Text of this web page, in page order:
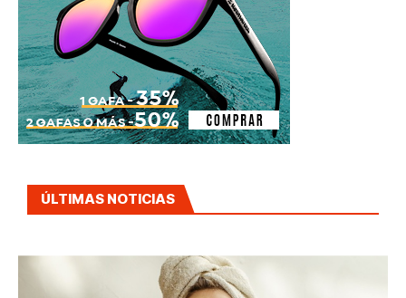
ÚLTIMAS NOTICIAS